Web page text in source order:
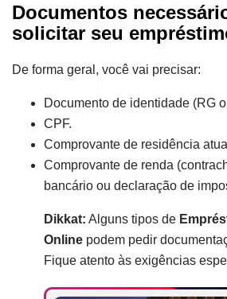
Documentos
solicitar seu
De forma geral, você vai precisar:
Documento de identidade (RG
CPF.
Comprovante de residência
Comprovante de renda
bancário ou declaração de
Dikkat: Alguns tipos de
Online podem pedir
Fique atento às exigências